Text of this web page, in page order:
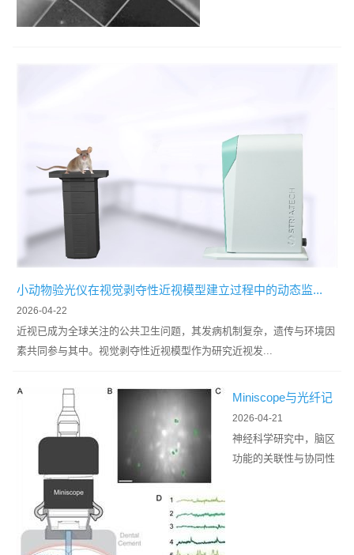
小动物验光仪在视觉剥夺性近视模型建立过程中的动态监...
近视已成为全球关注的公共卫生问题，其发病机制复杂，遗传与环境因
素共同参与其中。视觉剥夺性近视模型作为研究近视发...
2026-04-22
Miniscope与光纤记
录系统在多脑区同步
成像中...
神经科学研究中，脑区
功能的关联性与协同性
2026-04-21